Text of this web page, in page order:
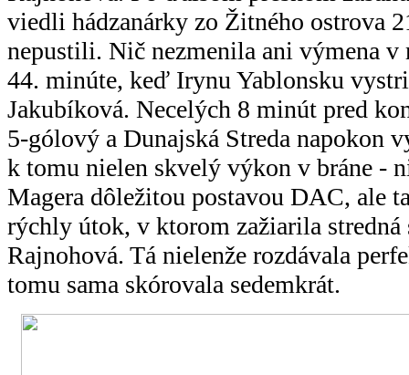
viedli hádzanárky zo Žitného ostrova
nepustili. Nič nezmenila ani výmena v
44. minúte, keď Irynu Yablonsku
Jakubíková. Necelých 8 minút pred
5-gólový a Dunajská Streda napokon
k tomu nielen skvelý výkon v bráne -
Magera dôležitou postavou DAC, ale
rýchly útok, v ktorom zažiarila stredná
Rajnohová. Tá nielenže rozdávala
tomu sama skórovala sedemkrát.